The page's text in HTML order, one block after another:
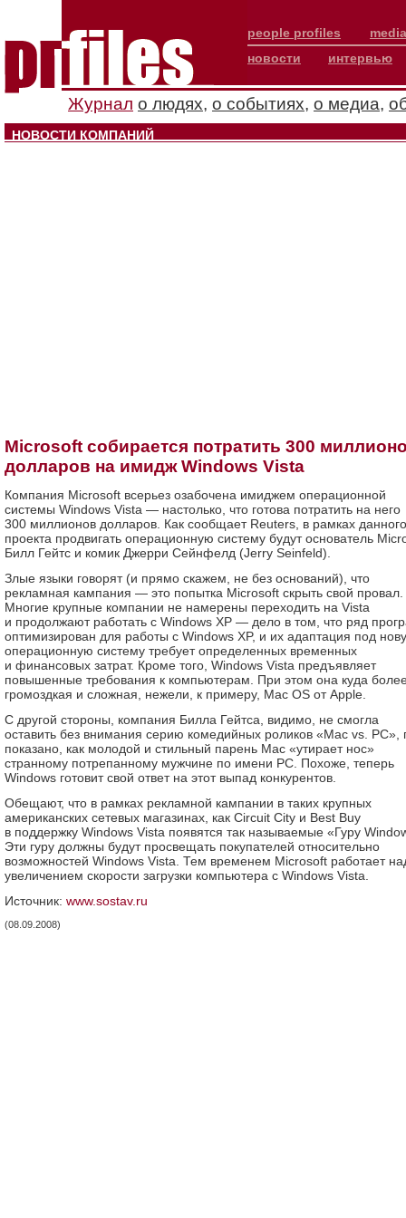
people profiles
новости
интервью
Журнал о людях, о событиях, о медиа,
НОВОСТИ КОМПАНИЙ
Microsoft собирается потратить 300
долларов на имидж Windows Vista
Компания Microsoft всерьез озабочена имиджем операционной
системы Windows Vista — настолько, что готова потратить на него
300 миллионов долларов. Как сообщает Reuters, в рамках данного
проекта продвигать операционную систему будут основатель
Билл Гейтс и комик Джерри Сейнфелд (Jerry Seinfeld).
Злые языки говорят (и прямо скажем, не без оснований), что
рекламная кампания — это попытка Microsoft скрыть свой провал.
Многие крупные компании не намерены переходить на Vista
и продолжают работать с Windows XP — дело в том, что ряд
оптимизирован для работы с Windows XP, и их адаптация под
операционную систему требует определенных временных
и финансовых затрат. Кроме того, Windows Vista предъявляет
повышенные требования к компьютерам. При этом она куда
громоздкая и сложная, нежели, к примеру, Mac OS от Apple.
С другой стороны, компания Билла Гейтса, видимо, не смогла
оставить без внимания серию комедийных роликов «Mac vs. PC»,
показано, как молодой и стильный парень Mac «утирает нос»
странному потрепанному мужчине по имени РС. Похоже, теперь
Windows готовит свой ответ на этот выпад конкурентов.
Обещают, что в рамках рекламной кампании в таких крупных
американских сетевых магазинах, как Circuit City и Best Buy
в поддержку Windows Vista появятся так называемые «Гуру
Эти гуру должны будут просвещать покупателей относительно
возможностей Windows Vista. Тем временем Microsoft работает
увеличением скорости загрузки компьютера с Windows Vista.
Источник: www.sostav.ru
(08.09.2008)